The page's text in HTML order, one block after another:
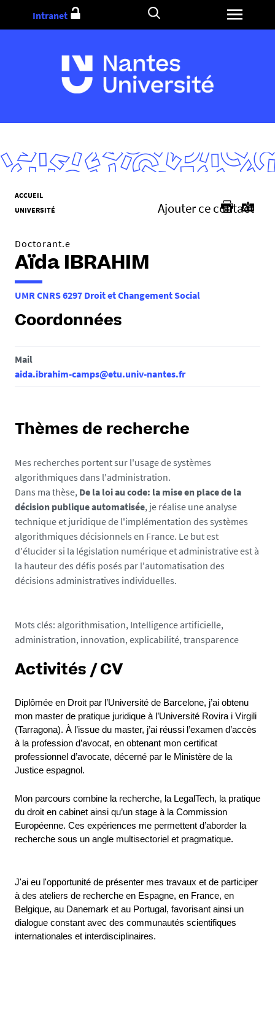
Aller
Intranet
V
o
s
t
e
s
c
:
ACCUEIL
UNIVERSITÉ
Ajouter ce contact
Doctorant.e
Aïda IBRAHIM
UMR CNRS 6297 Droit et Changement Social
Coordonnées
Mail
aida.ibrahim-camps@etu.univ-nantes.fr
Thèmes de recherche
Mes recherches portent sur l'usage de systèmes
algorithmiques dans l'administration.
Dans ma thèse, De la loi au code: la mise en place de la
décision publique automatisée, je réalise une analyse
technique et juridique de l'implémentation des systèmes
algorithmiques décisionnels en France. Le but est
d'élucider si la législation numérique et administrative est à
la hauteur des défis posés par l'automatisation des
décisions administratives individuelles.
Mots clés: algorithmisation, Intelligence artificielle,
administration, innovation, explicabilité, transparence
Activités / CV
Diplômée en Droit par l’Université de Barcelone, j’ai obtenu
mon master de pratique juridique à l’Université Rovira i Virgili
(Tarragona). À l’issue du master, j’ai réussi l’examen d’accès
à la profession d’avocat, en obtenant mon certificat
professionnel d’avocate, décerné par le Ministère de la
Justice espagnol.
Mon parcours combine la recherche, la LegalTech, la pratique
du droit en cabinet ainsi qu’un stage à la Commission
Européenne. Ces expériences me permettent d’aborder la
recherche sous un angle multisectoriel et pragmatique.
J'ai eu l'opportunité de présenter mes travaux et de participer
à des ateliers de recherche en Espagne, en France, en
Belgique, au Danemark et au Portugal, favorisant ainsi un
dialogue constant avec des communautés scientifiques
internationales et interdisciplinaires.